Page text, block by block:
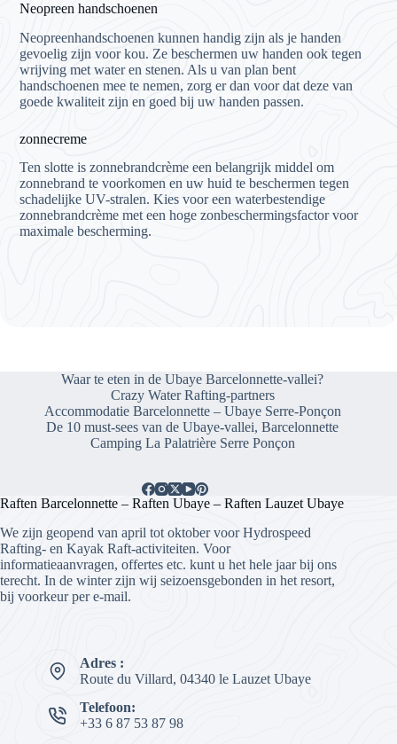
Neopreen handschoenen
Neopreenhandschoenen kunnen handig zijn als je handen
gevoelig zijn voor kou. Ze beschermen uw handen ook tegen
wrijving met water en stenen. Als u van plan bent
handschoenen mee te nemen, zorg er dan voor dat deze van
goede kwaliteit zijn en goed bij uw handen passen.
zonnecreme
Ten slotte is zonnebrandcrème een belangrijk middel om
zonnebrand te voorkomen en uw huid te beschermen tegen
schadelijke UV-stralen. Kies voor een waterbestendige
zonnebrandcrème met een hoge zonbeschermingsfactor voor
maximale bescherming.
Waar te eten in de Ubaye Barcelonnette-vallei?
Crazy Water Rafting-partners
Accommodatie Barcelonnette – Ubaye Serre-Ponçon
De 10 must-sees van de Ubaye-vallei, Barcelonnette
Camping La Palatrière Serre Ponçon
Raften Barcelonnette – Raften Ubaye – Raften Lauzet Ubaye
We zijn geopend van april tot oktober voor Hydrospeed
Rafting- en Kayak Raft-activiteiten. Voor
informatieaanvragen, offertes etc. kunt u het hele jaar bij ons
terecht. In de winter zijn wij seizoensgebonden in het resort,
bij voorkeur per e-mail.
Adres :
Route du Villard, 04340 le Lauzet Ubaye
Telefoon:
+33 6 87 53 87 98